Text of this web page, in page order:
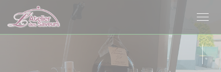
Panel pro správu cookies